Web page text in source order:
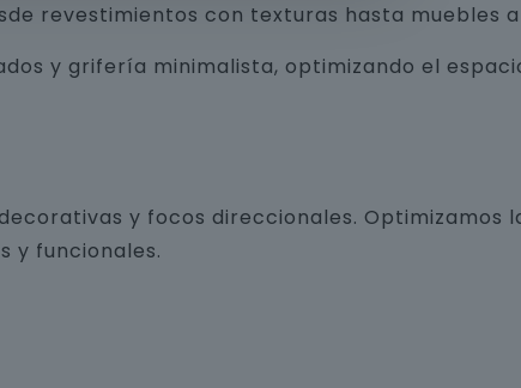
revestimientos con texturas hasta muebles
y grifería minimalista, optimizando el
y focos direccionales. Optimizamos
y funcionales.